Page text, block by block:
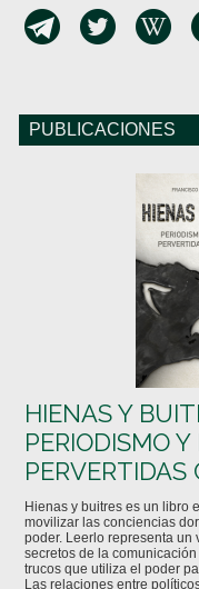
PUBLICACIONES
HIENAS Y
PERIODISMO
PERVERTIDAS
Hienas y buitres es un libro
movilizar las conciencias
poder. Leerlo representa un
secretos de la
trucos que utiliza el poder
Las relaciones entre